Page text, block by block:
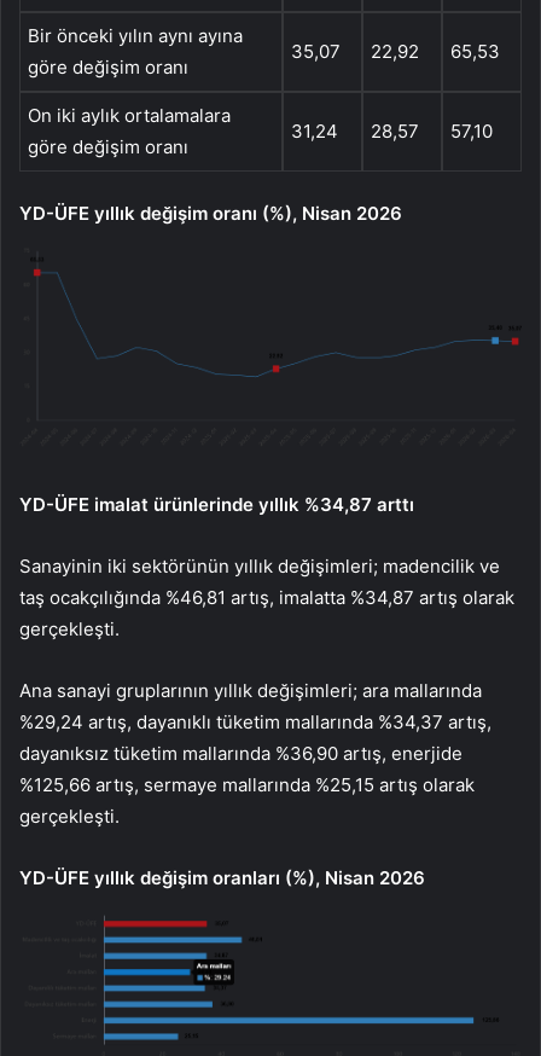
Bir önceki yılın aynı ayına
göre değişim oranı
35,07 22,92 65,53
On iki aylık ortalamalara
göre değişim oranı
31,24 28,57 57,10
YD-ÜFE yıllık değişim oranı (%), Nisan 2026
YD-ÜFE imalat ürünlerinde yıllık %34,87 arttı
Sanayinin iki sektörünün yıllık değişimleri; madencilik ve
taş ocakçılığında %46,81 artış, imalatta %34,87 artış olarak
gerçekleşti.
Ana sanayi gruplarının yıllık değişimleri; ara mallarında
%29,24 artış, dayanıklı tüketim mallarında %34,37 artış,
dayanıksız tüketim mallarında %36,90 artış, enerjide
%125,66 artış, sermaye mallarında %25,15 artış olarak
gerçekleşti.
YD-ÜFE yıllık değişim oranları (%), Nisan 2026